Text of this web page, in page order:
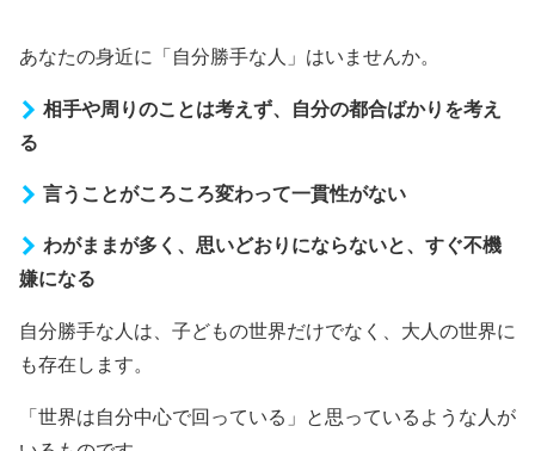
あなたの身近に「自分勝手な人」はいませんか。
相手や周りのことは考えず、自分の都合ばかりを考え
る
言うことがころころ変わって一貫性がない
わがままが多く、思いどおりにならないと、すぐ不機
嫌になる
自分勝手な人は、子どもの世界だけでなく、大人の世界に
も存在します。
「世界は自分中心で回っている」と思っているような人が